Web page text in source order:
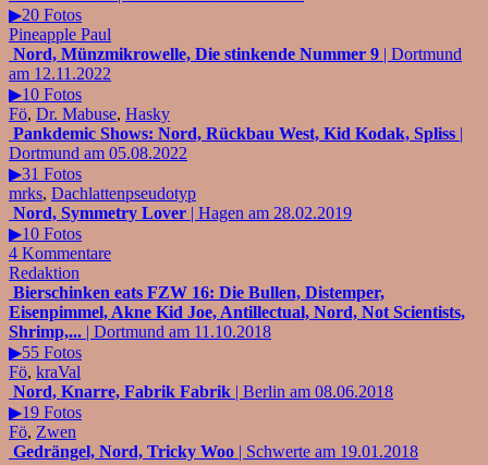
▶20 Fotos
Pineapple Paul
Nord, Münzmikrowelle, Die stinkende Nummer 9 | Dortmund
am 12.11.2022
▶10 Fotos
Fö, Dr. Mabuse, Hasky
Pankdemic Shows: Nord, Rückbau West, Kid Kodak, Spliss |
Dortmund am 05.08.2022
▶31 Fotos
mrks, Dachlattenpseudotyp
Nord, Symmetry Lover | Hagen am 28.02.2019
▶10 Fotos
4 Kommentare
Redaktion
Bierschinken eats FZW 16: Die Bullen, Distemper,
Eisenpimmel, Akne Kid Joe, Antillectual, Nord, Not Scientists,
Shrimp,... | Dortmund am 11.10.2018
▶55 Fotos
Fö, kraVal
Nord, Knarre, Fabrik Fabrik | Berlin am 08.06.2018
▶19 Fotos
Fö, Zwen
Gedrängel, Nord, Tricky Woo | Schwerte am 19.01.2018